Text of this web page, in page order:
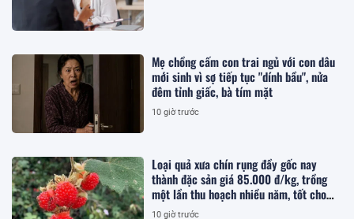
Mẹ chồng cấm con trai ngủ với con dâu
mới sinh vì sợ tiếp tục "dính bầu", nửa
đêm tỉnh giấc, bà tím mặt
10 giờ trước
Loại quả xưa chín rụng đầy gốc nay
thành đặc sản giá 85.000 đ/kg, trồng
một lần thu hoạch nhiều năm, tốt cho
sức khỏe
10 giờ trước